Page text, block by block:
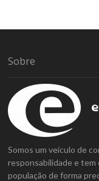
Sobre
Somos um veículo de
responsabilidade e tem
população de forma